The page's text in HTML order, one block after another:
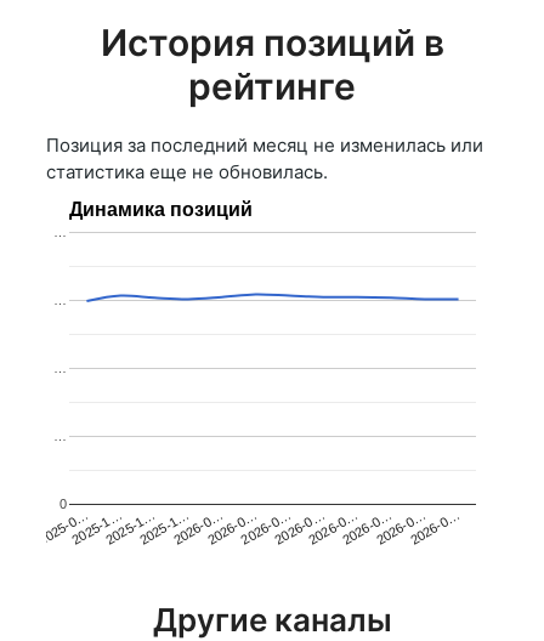
История позиций в
рейтинге
Позиция за последний месяц не изменилась или
статистика еще не обновилась.
Динамика позиций
2025-0…2025-1…2025-1…2025-1…2026-0…2026-0…2026-0…2026-0…2026-0…2026-0…2026-0…2026-0…
0
…
…
…
…
Другие каналы